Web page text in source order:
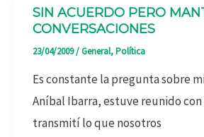
SIN ACUERDO PERO
CONVERSACIONES
23/04/2009/General,Política
Es constante la pregunta sobre
Aníbal Ibarra, estuve reunido
transmití lo que nosotros